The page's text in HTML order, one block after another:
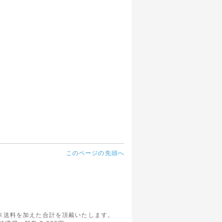
このページの先頭へ
料を加えた合計を頂戴いたします。